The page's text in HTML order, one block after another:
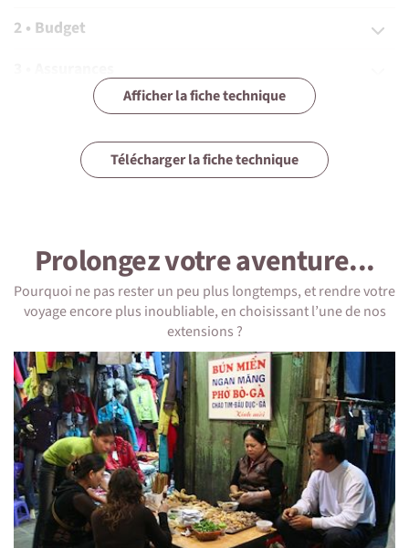
2 • Budget
4 • Equipement
5 • Formalités et santé
1 • Détails du voyage
Niveau physique et préparation
Ce voyage est accessible à toute personne en bonne
condition physique.
On dort où ?
Dans des hôtels simples mais corrects vous offrant un
bon rapport qualité/prix.
Chez l'habitant pendant les treks, confort sommaire mais
Afficher la fiche technique
Télécharger la fiche technique
Prolongez votre aventure...
Pourquoi ne pas rester un peu plus longtemps, et rendre votre
voyage encore plus inoubliable, en choisissant l’une de nos
extensions ?